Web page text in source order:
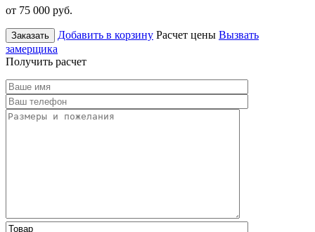
от 75 000 руб.
Заказать Добавить в корзину Расчет цены Вызвать
замерщика
Получить расчет